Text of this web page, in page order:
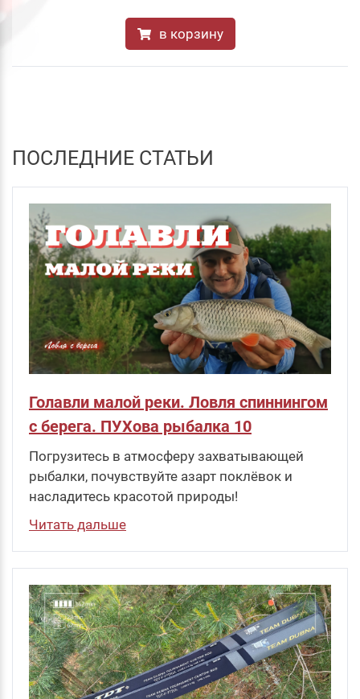
в корзину
ПОСЛЕДНИЕ СТАТЬИ
Голавли малой реки. Ловля спиннингом
с берега. ПУХова рыбалка 10
Погрузитесь в атмосферу захватывающей
рыбалки, почувствуйте азарт поклёвок и
насладитесь красотой природы!
Читать дальше